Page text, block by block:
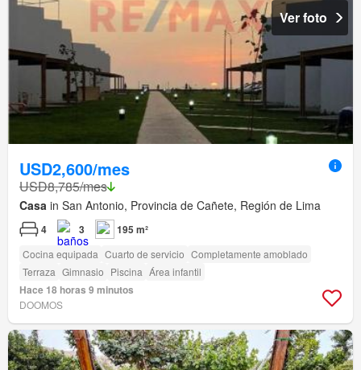
Ver foto
USD2,600/mes
USD8,785/mes
Casa in San Antonio, Provincia de Cañete, Región de Lima
4 3 195 m²
Cocina equipada Cuarto de servicio Completamente amoblado
Terraza Gimnasio Piscina Área infantil
Hace 18 horas 9 minutos
DOOMOS